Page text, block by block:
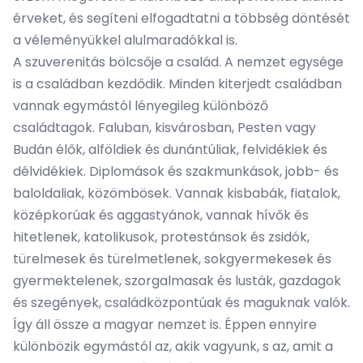
érveket, és segíteni elfogadtatni a többség döntését
a véleményükkel alulmaradókkal is.
A szuverenitás bölcsője a család. A nemzet egysége
is a családban kezdődik. Minden kiterjedt családban
vannak egymástól lényegileg különböző
családtagok. Faluban, kisvárosban, Pesten vagy
Budán élők, alföldiek és dunántúliak, felvidékiek és
délvidékiek. Diplomások és szakmunkások, jobb- és
baloldaliak, közömbösek. Vannak kisbabák, fiatalok,
középkorúak és aggastyánok, vannak hívők és
hitetlenek, katolikusok, protestánsok és zsidók,
türelmesek és türelmetlenek, sokgyermekesek és
gyermektelenek, szorgalmasak és lusták, gazdagok
és szegények, családközpontúak és maguknak valók.
Így áll össze a magyar nemzet is. Éppen ennyire
különbözik egymástól az, akik vagyunk, s az, amit a